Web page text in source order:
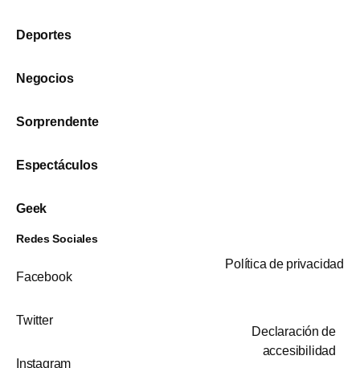
Deportes
Negocios
Sorprendente
Espectáculos
Geek
Redes Sociales
Facebook
Twitter
Instagram
Política de privacidad
Declaración de
accesibilidad